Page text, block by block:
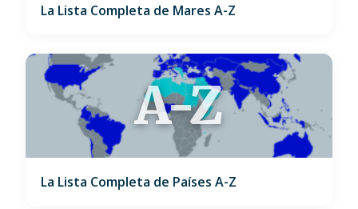
La Lista Completa de Mares A-Z
A-Z
La Lista Completa de Países A-Z